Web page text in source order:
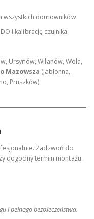
wszystkich domowników.
i kalibrację czujnika
Ursynów, Wilanów, Wola,
Mazowsza (Jabłonna,
Pruszków).
Zadzwoń do
dogodny termin montażu.
i pełnego bezpieczeństwa.